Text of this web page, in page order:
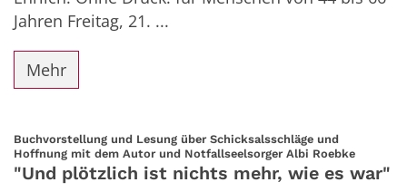
Jahren Freitag, 21. ...
Mehr
Buchvorstellung und Lesung über Schicksalsschläge und
Hoffnung mit dem Autor und Notfallseelsorger Albi Roebke:
"Und plötzlich ist nichts mehr, wie es war"